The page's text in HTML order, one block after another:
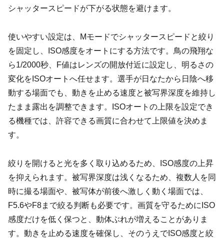
シャッタースピードが下がる状態を避けます。
使いやすい設定は、Mモードでシャッタースピードと絞り
を固定し、ISO感度をオートにする方法です。鳥の飛翔な
ら1/2000秒、F値はレンズの開放付近に設定し、明るさの
変化をISOオートへ任せます。選手が日なたから日陰へ移
動する場面でも、動きを止める速度と被写界深度を維持し
たまま露出を調整できます。ISOオートの上限を設定でき
る機種では、許容できる画質に合わせて上限値を決めま
す。
絞りを開けると光を多く取り込めるため、ISO感度の上昇
を抑えられます。被写界深度は浅くなるため、複数人を同
時に撮る場面や、被写体が前後へ激しく動く場面では、
F5.6やF8まで絞る判断も必要です。画質を守るためにISO
感度だけを低く保つと、動体ぶれが増えることがありま
す。動きを止める速度を確保し、そのうえでISO感度と絞